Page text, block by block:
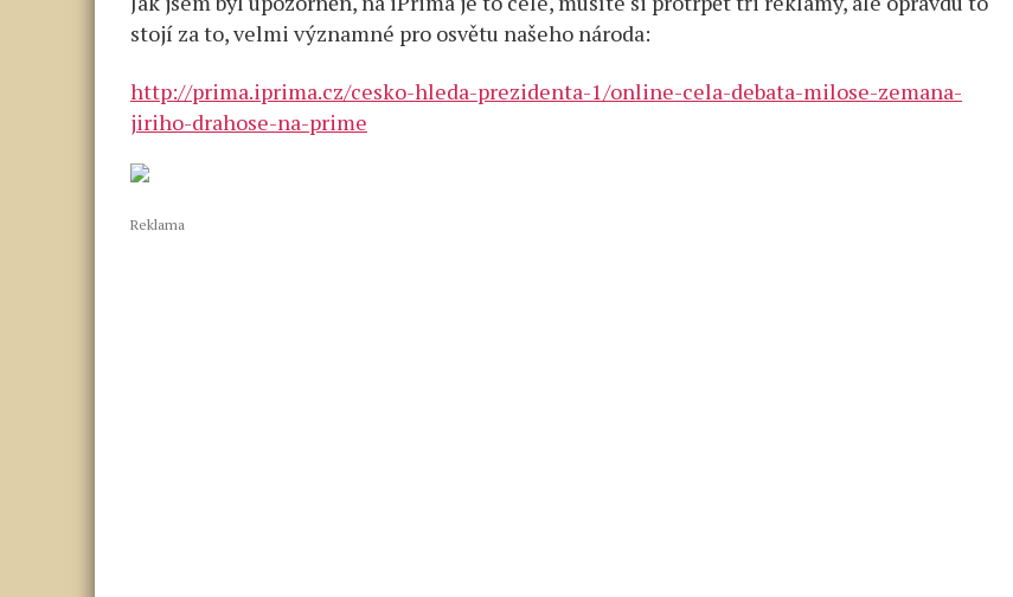
stojí za to, velmi významné pro osvětu našeho národa:
http://prima.iprima.cz/cesko-hleda-prezidenta-1/online-cela-debata-milose-zemana-
jiriho-drahose-na-prime
Reklama